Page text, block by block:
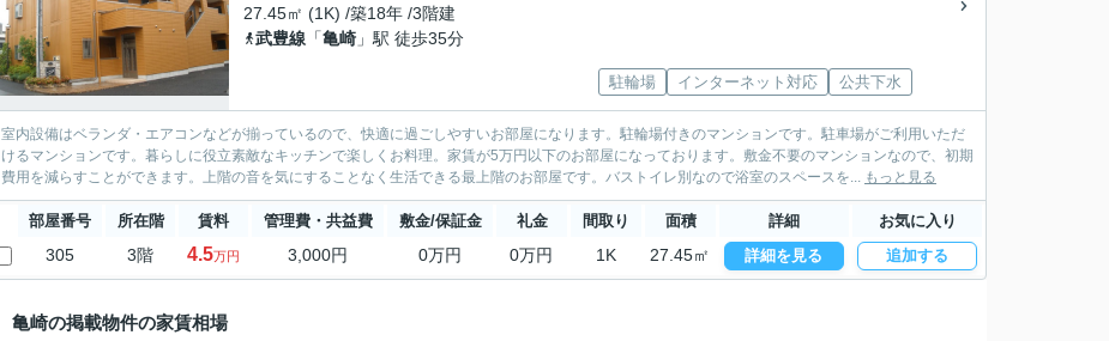
27.45㎡ (1K) /築18年 /3階建
武豊線 「亀崎 」駅 徒歩35分
駐輪場 インターネット対応 公共下水
室内設備はベランダ・エアコンなどが揃っているので、快適に過ごしやすいお部屋になります。駐輪場付きのマンションです。駐車場がご利用いただ
けるマンションです。暮らしに役立素敵なキッチンで楽しくお料理。家賃が5万円以下のお部屋になっております。敷金不要のマンションなので、初期
費用を減らすことができます。上階の音を気にすることなく生活できる最上階のお部屋です。バストイレ別なので浴室のスペースを... もっと見る
部屋番号 所在階 賃料 管理費・共益費 敷金/保証金 礼金 間取り 面積 詳細 お気に入り
305 3階 4.5万円 3,000円 0万円 0万円 1K 27.45㎡ 詳細を見る 追加する
亀崎の掲載物件の家賃相場